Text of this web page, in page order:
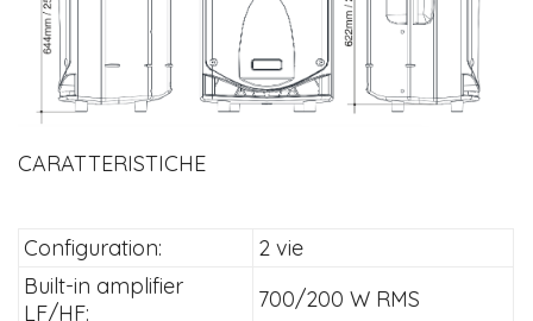
CARATTERISTICHE
Configuration:
2 vie
Built-in amplifier
LF/HF:
700/200 W RMS